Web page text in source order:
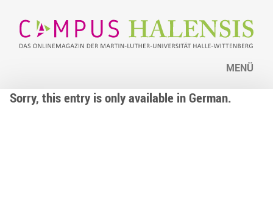
MENÜ
Sorry, this entry is only available in German.